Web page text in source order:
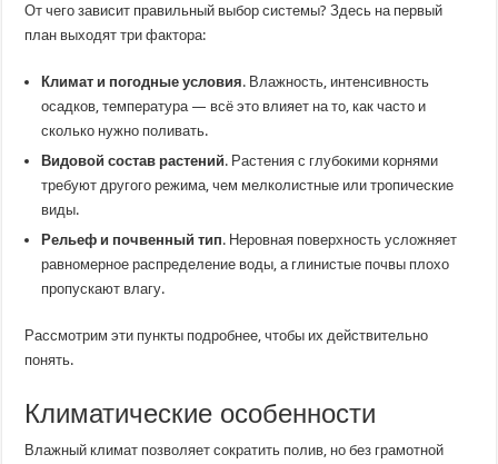
От чего зависит правильный выбор системы? Здесь на первый
план выходят три фактора:
Климат и погодные условия. Влажность, интенсивность
осадков, температура — всё это влияет на то, как часто и
сколько нужно поливать.
Видовой состав растений. Растения с глубокими корнями
требуют другого режима, чем мелколистные или тропические
виды.
Рельеф и почвенный тип. Неровная поверхность усложняет
равномерное распределение воды, а глинистые почвы плохо
пропускают влагу.
Рассмотрим эти пункты подробнее, чтобы их действительно
понять.
Климатические особенности
Влажный климат позволяет сократить полив, но без грамотной